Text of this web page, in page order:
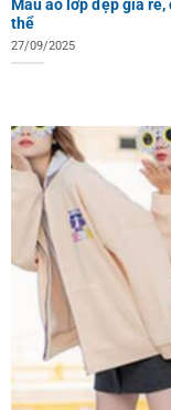
Mẫu áo lớp đẹp giá
thể
27/09/2025